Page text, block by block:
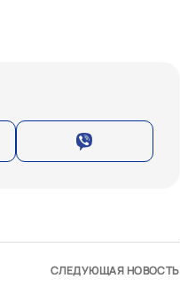
СЛЕДУЮЩАЯ НОВОСТЬ